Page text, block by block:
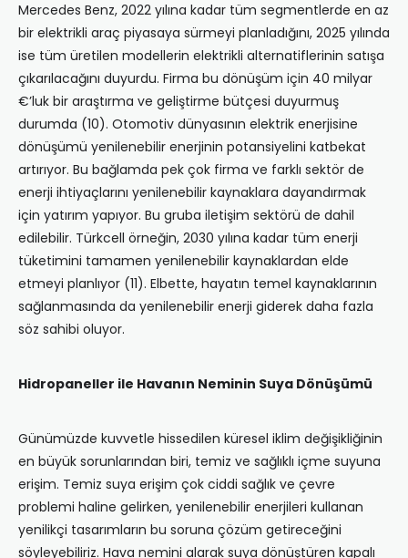
Mercedes Benz, 2022 yılına kadar tüm segmentlerde en az
bir elektrikli araç piyasaya sürmeyi planladığını, 2025 yılında
ise tüm üretilen modellerin elektrikli alternatiflerinin satışa
çıkarılacağını duyurdu. Firma bu dönüşüm için 40 milyar
€’luk bir araştırma ve geliştirme bütçesi duyurmuş
durumda (10). Otomotiv dünyasının elektrik enerjisine
dönüşümü yenilenebilir enerjinin potansiyelini katbekat
artırıyor. Bu bağlamda pek çok firma ve farklı sektör de
enerji ihtiyaçlarını yenilenebilir kaynaklara dayandırmak
için yatırım yapıyor. Bu gruba iletişim sektörü de dahil
edilebilir. Türkcell örneğin, 2030 yılına kadar tüm enerji
tüketimini tamamen yenilenebilir kaynaklardan elde
etmeyi planlıyor (11). Elbette, hayatın temel kaynaklarının
sağlanmasında da yenilenebilir enerji giderek daha fazla
söz sahibi oluyor.
Hidropaneller ile Havanın Neminin Suya Dönüşümü
Günümüzde kuvvetle hissedilen küresel iklim değişikliğinin
en büyük sorunlarından biri, temiz ve sağlıklı içme suyuna
erişim. Temiz suya erişim çok ciddi sağlık ve çevre
problemi haline gelirken, yenilenebilir enerjileri kullanan
yenilikçi tasarımların bu soruna çözüm getireceğini
söyleyebiliriz. Hava nemini alarak suya dönüştüren kapalı